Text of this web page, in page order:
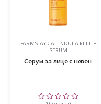
IUNIK BETA-GLUCAN POWER
MOISTURE SERUM
Серум за лице с Бета-